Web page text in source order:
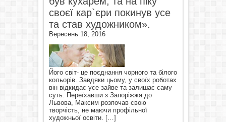
своєї кар`єри покинув усе
та став художником».
Вересень 18, 2016
Його світ- це поєднання чорного та білого
кольорів. Завдяки цьому, у своїх роботах
він відкидає усе зайве та залишає саму
суть. Переїхавши з Запоріжжя до
Львова, Максим розпочав свою
творчість, не маючи профільної
художньої освіти. […]